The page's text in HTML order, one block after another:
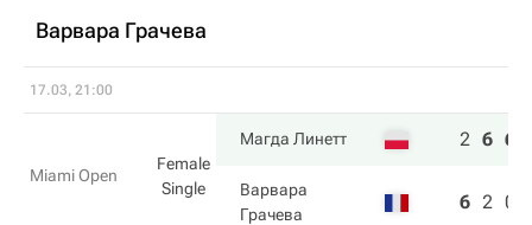
Варвара Грачева
17.03, 21:00
Miami Open
Female
Single
Магда Линетт 2 6 6
Варвара
Грачева
6 2 0